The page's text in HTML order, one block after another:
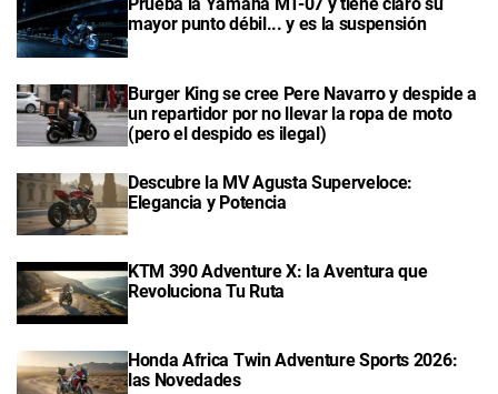
Prueba la Yamaha MT-07 y tiene claro su
mayor punto débil... y es la suspensión
Burger King se cree Pere Navarro y despide a
un repartidor por no llevar la ropa de moto
(pero el despido es ilegal)
Descubre la MV Agusta Superveloce:
Elegancia y Potencia
KTM 390 Adventure X: la Aventura que
Revoluciona Tu Ruta
Honda Africa Twin Adventure Sports 2026:
las Novedades